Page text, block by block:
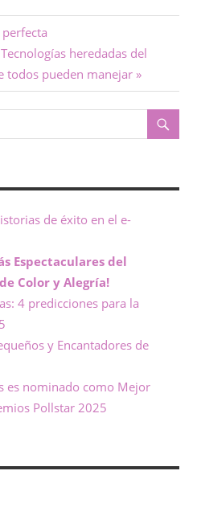
heredadas del
todos pueden manejar
de éxito en el e-
Espectaculares del
Color y Alegría!
4 predicciones para la
y Encantadores de
es nominado como Mejor
Pollstar 2025